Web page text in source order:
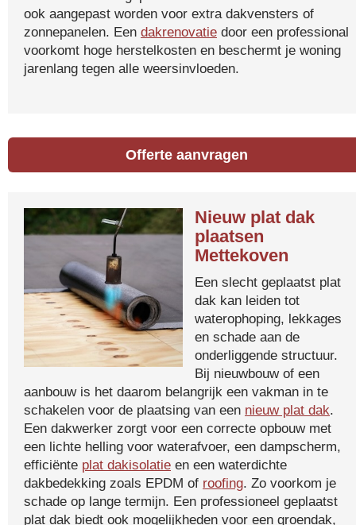
ook aangepast worden voor extra dakvensters of
zonnepanelen. Een dakrenovatie door een professional
voorkomt hoge herstelkosten en beschermt je woning
jarenlang tegen alle weersinvloeden.
Offerte aanvragen
Nieuw plat dak
plaatsen
Mettekoven
Een slecht geplaatst plat
dak kan leiden tot
waterophoping, lekkages
en schade aan de
onderliggende structuur.
Bij nieuwbouw of een
aanbouw is het daarom belangrijk een vakman in te
schakelen voor de plaatsing van een nieuw plat dak.
Een dakwerker zorgt voor een correcte opbouw met
een lichte helling voor waterafvoer, een dampscherm,
efficiënte plat dakisolatie en een waterdichte
dakbedekking zoals EPDM of roofing. Zo voorkom je
schade op lange termijn. Een professioneel geplaatst
plat dak biedt ook mogelijkheden voor een groendak,